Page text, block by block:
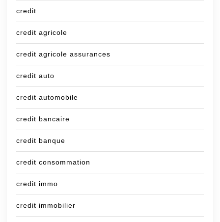
credit
credit agricole
credit agricole assurances
credit auto
credit automobile
credit bancaire
credit banque
credit consommation
credit immo
credit immobilier